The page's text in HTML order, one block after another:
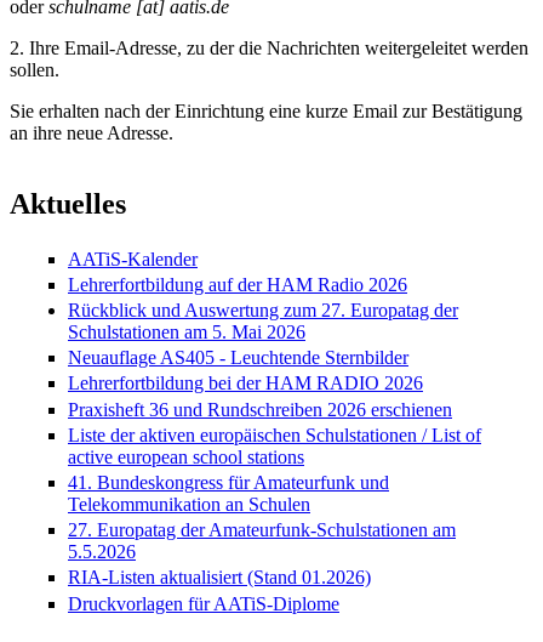
oderschulname [at] aatis.de
2. Ihre Email-Adresse, zu der die Nachrichten weitergeleitet werden
sollen.
Sie erhalten nach der Einrichtung eine kurze Email zur Bestätigung
an ihre neue Adresse.
Aktuelles
AATiS-Kalender
Lehrerfortbildung auf der HAM Radio 2026
Rückblick und Auswertung zum 27. Europatag der
Schulstationen am 5. Mai 2026
Neuauflage AS405 - Leuchtende Sternbilder
Lehrerfortbildung bei der HAM RADIO 2026
Praxisheft 36 und Rundschreiben 2026 erschienen
Liste der aktiven europäischen Schulstationen / List of
active european school stations
41. Bundeskongress für Amateurfunk und
Telekommunikation an Schulen
27. Europatag der Amateurfunk-Schulstationen am
5.5.2026
RIA-Listen aktualisiert (Stand 01.2026)
Druckvorlagen für AATiS-Diplome